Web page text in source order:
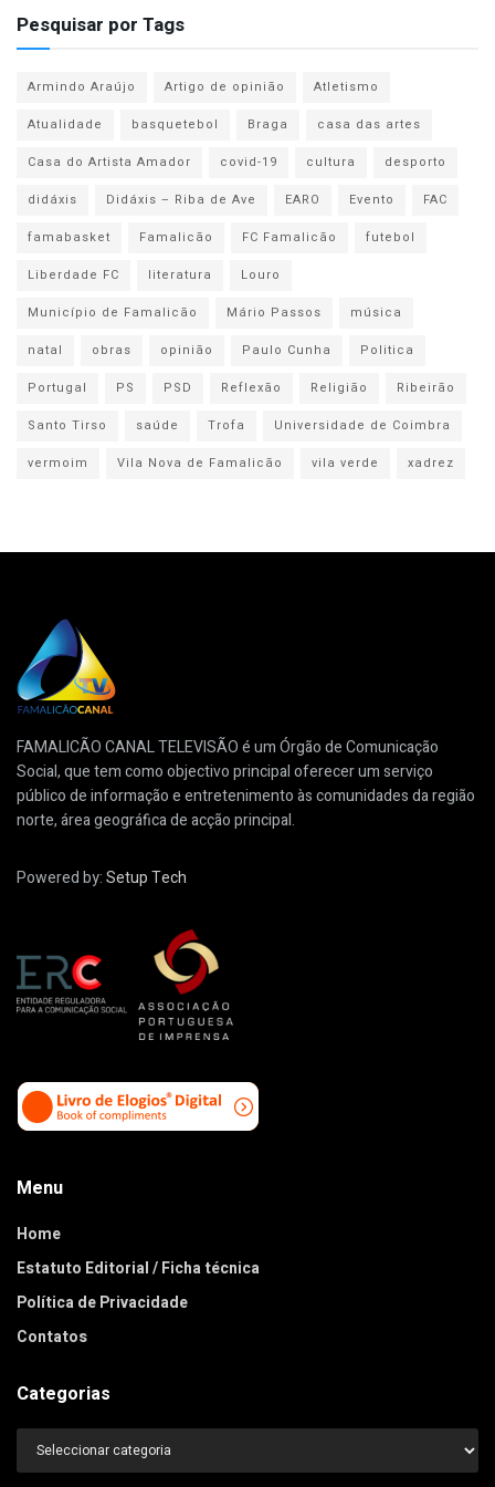
Pesquisar por Tags
Armindo Araújo Artigo de opinião
Atletismo
Atualidade
basquetebol Braga
casa das artes
Casa do Artista Amador
covid-19 cultura
desporto
didáxis
Didáxis – Riba de Ave EARO Evento
FAC
famabasket
Famalicão FC Famalicão
futebol
Liberdade FC
literatura
Louro
Município de Famalicão
Mário Passos
música
natal
obras opinião Paulo Cunha
Politica
Portugal
PS PSD Reflexão Religião
Ribeirão
Santo Tirso
saúde Trofa
Universidade de Coimbra
vermoim
Vila Nova de Famalicão vila verde xadrez
FAMALICÃO CANAL TELEVISÃO é um Órgão de Comunicação
Social, que tem como objectivo principal oferecer um serviço
público de informação e entretenimento às comunidades da região
norte, área geográfica de acção principal.
Powered by:Setup Tech
Menu
Home
Estatuto Editorial / Ficha técnica
Política de Privacidade
Contatos
Categorias
Categorias